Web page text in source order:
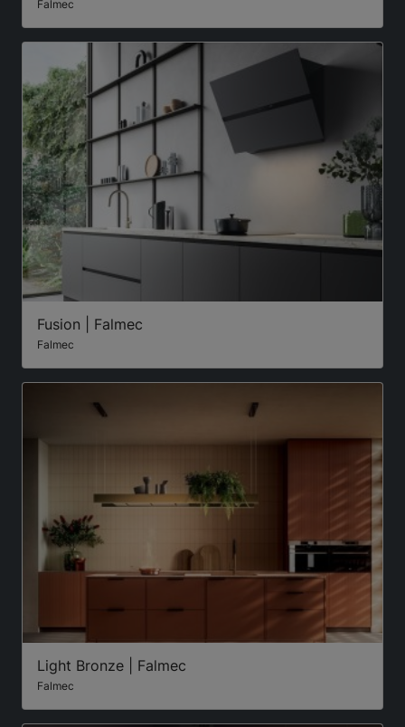
Falmec
Fusion | Falmec
Falmec
Light Bronze | Falmec
Falmec